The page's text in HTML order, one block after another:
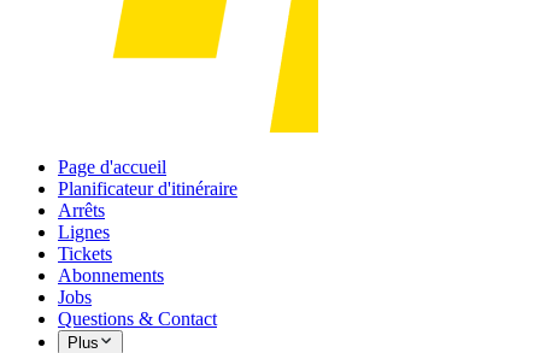
Page d'accueil
Planificateur d'itinéraire
Arrêts
Lignes
Tickets
Abonnements
Jobs
Questions & Contact
Plus